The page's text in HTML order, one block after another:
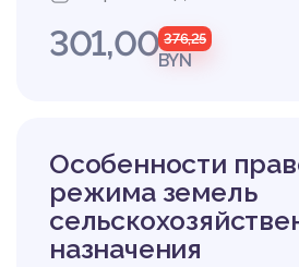
301,00 376,25
BYN
Особенности
режима земель
назначения